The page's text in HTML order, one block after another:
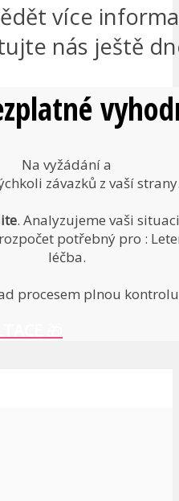
více
nás ještě
Na vyžádání a
závazků z vaší
. Analyzujeme vaši
potřebný pro :
léčba.
procesem plnou